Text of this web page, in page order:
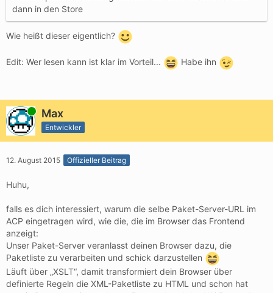
dann in den Store
Wie heißt dieser eigentlich?
Edit: Wer lesen kann ist klar im Vorteil... Habe ihn
Online Max
Entwickler
12. August 2015 Offizieller Beitrag
Huhu,
falls es dich interessiert, warum die selbe Paket-Server-URL im
ACP eingetragen wird, wie die, die im Browser das Frontend
anzeigt:
Unser Paket-Server veranlasst deinen Browser dazu, die
Paketliste zu verarbeiten und schick darzustellen
Läuft über „XSLT“, damit transformiert dein Browser über
definierte Regeln die XML-Paketliste zu HTML und schon hat